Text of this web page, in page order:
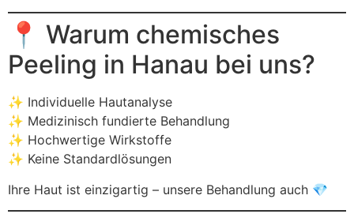
📍 Warum chemisches
Peeling in Hanau bei uns?
✨ Individuelle Hautanalyse
✨ Medizinisch fundierte Behandlung
✨ Hochwertige Wirkstoffe
✨ Keine Standardlösungen
Ihre Haut ist einzigartig – unsere Behandlung auch 💎